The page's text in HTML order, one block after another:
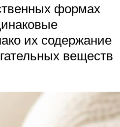
формах
их содержание
веществ